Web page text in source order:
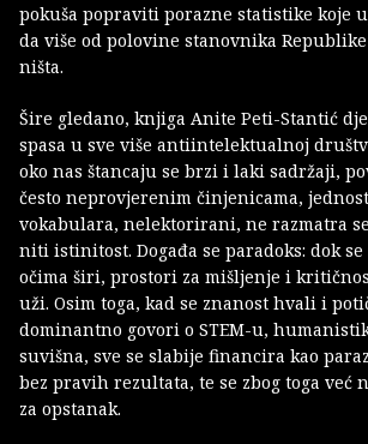
pokuša popraviti porazne statistike koje
da više od polovine stanovnika
ništa.
Šire gledano, knjiga Anite Peti-Stantić
spasa u sve više antiintelektualnoj
oko nas štancaju se brzi i laki sadržaji,
često neprovjerenim činjenicama,
vokabulara, nelektorirani, ne razmatra
niti istinitost. Događa se paradoks: dok
očima širi, prostori za mišljenje i
uži. Osim toga, kad se znanost hvali i
dominantno govori o STEM-u,
suvišna, sve se slabije financira kao
bez pravih rezultata, te se zbog toga već
za opstanak.